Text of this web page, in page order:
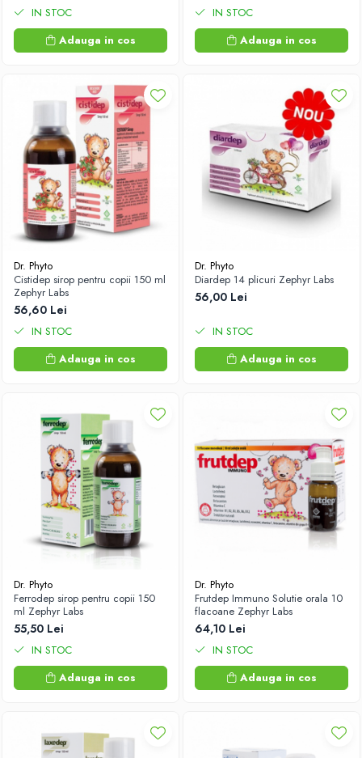
IN STOC
Adauga in cos
IN STOC
Adauga in cos
Dr. Phyto
Cistidep sirop pentru copii 150 ml
Zephyr Labs
56,60 Lei
IN STOC
Adauga in cos
Dr. Phyto
Diardep 14 plicuri Zephyr Labs
56,00 Lei
IN STOC
Adauga in cos
Dr. Phyto
Ferrodep sirop pentru copii 150
ml Zephyr Labs
55,50 Lei
IN STOC
Adauga in cos
Dr. Phyto
Frutdep Immuno Solutie orala 10
flacoane Zephyr Labs
64,10 Lei
IN STOC
Adauga in cos